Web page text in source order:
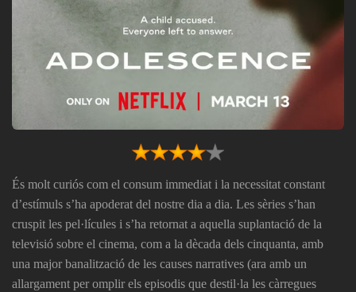
És molt curiós com el consum immediat i la necessitat constant
d’estímuls s’ha apoderat del nostre dia a dia. Les sèries s’han
cruspit les pel·lícules i s’ha retornat a aquella suplantació de la
televisió sobre el cinema, com a la dècada dels cinquanta, amb
una major banalització de les causes narratives (ara amb un
allargament per omplir els episodis que destil·la les càrregues